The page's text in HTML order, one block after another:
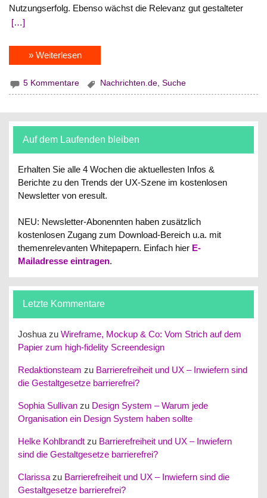
Nutzungserfolg. Ebenso wächst die Relevanz gut gestalteter
[…]
» Weiterlesen
5 Kommentare Nachrichten.de,Suche
Auf dem Laufenden bleiben
Erhalten Sie alle 4 Wochen die aktuellesten Infos &
Berichte zu den Trends der UX-Szene im kostenlosen
Newsletter von eresult.
NEU: Newsletter-Abonennten haben zusätzlich
kostenlosen Zugang zum Download-Bereich u.a. mit
themenrelevanten Whitepapern. Einfach hier E-
Mailadresse eintragen.
Letzte Kommentare
Joshua zuWireframe, Mockup & Co: Vom Strich auf dem
Papier zum high-fidelity Screendesign
Redaktionsteam zu Barrierefreiheit und UX – Inwiefern sind
die Gestaltgesetze barrierefrei?
Sophia Sullivan zu Design System – Warum jede
Organisation ein Design System haben sollte
Helke Kohlbrandt zu Barrierefreiheit und UX – Inwiefern
sind die Gestaltgesetze barrierefrei?
Clarissa zu Barrierefreiheit und UX – Inwiefern sind die
Gestaltgesetze barrierefrei?